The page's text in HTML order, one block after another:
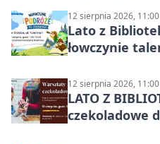
12 sierpnia 2026, 11:00
Lato z
łowczynie
12 sierpnia 2026, 11:00
LATO Z
czekoladowe